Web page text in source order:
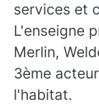
services et
L'enseigne
Merlin,
3ème
l'habitat.